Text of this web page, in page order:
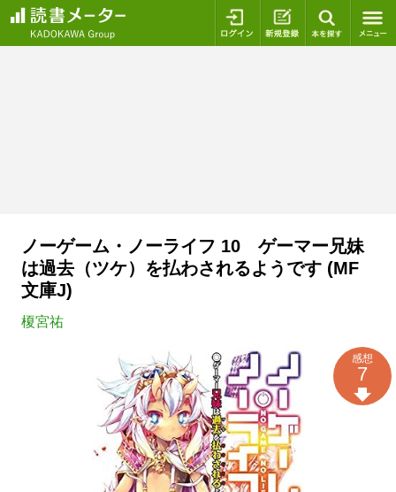
ログイン 新規登録
ノーゲーム・ノーライフ 10 ゲーマー兄妹
は過去（ツケ）を払わされるようです (MF
文庫J)
榎宮祐
感想
7